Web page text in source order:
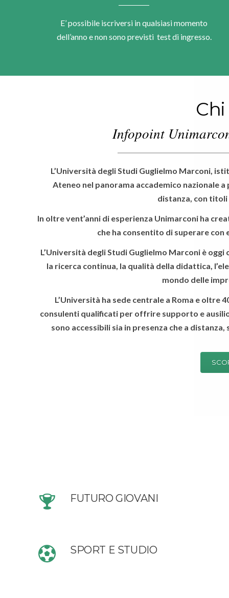
E’ possibile iscriversi in qualsiasi momento
dell’anno e non sono previsti test di ingresso.
Infopoint
L’Università degli Studi Guglielmo Marconi,
Ateneo nel panorama accademico nazionale
distanza, con
In oltre vent’anni di esperienza Unimarconi ha
che ha consentito di superare
L’Università degli Studi Guglielmo Marconi è
la ricerca continua, la qualità della didattica,
mondo delle
L’Università ha sede centrale a Roma e
consulenti qualificati per offrire supporto e
sono accessibili sia in presenza che a
FUTURO GIOVANI
SPORT E STUDIO